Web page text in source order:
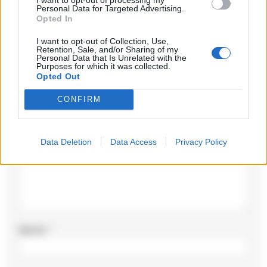
Personal Data for Targeted Advertising.
Opted In
I want to opt-out of Collection, Use,
Retention, Sale, and/or Sharing of my
Personal Data that Is Unrelated with the
Purposes for which it was collected.
Opted Out
CONFIRM
Data Deletion Data Access Privacy Policy
Lascia un commento
Il tuo indirizzo email non sarà pubblicato.
I campi
obbligatori sono contrassegnati*
Commento*